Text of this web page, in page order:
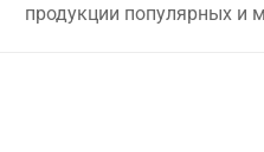
продукции популярных и